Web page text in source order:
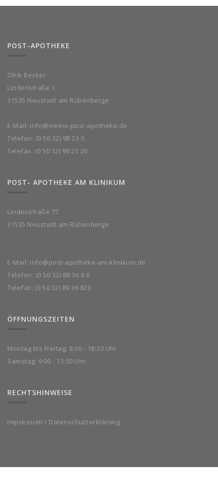
POST-APOTHEKE
Olrik Becker
Lindenstraße 1
31535 Neustadt am Rübenberge
E-Mail: info@meine-post-apotheke.de
Telefon: (0 50 32) 98 23 0
Telefax: (0 50 32) 98 23 20
POST- APOTHEKE AM KLINIKUM
Lindenstraße 77
31535 Neustadt am Rübenberge
E-Mail: info@post-apotheke-am-klinikum.de
Telefon: (0 50 32) 89 36 8 0
Telefax: (0 50 32) 89 36 820
ÖFFNUNGSZEITEN
Montag bis Freitag: 8:00 - 18:30 Uhr
Samstag: 9:00 - 13:00 Uhr
RECHTSHINWEISE
Impressum / Datenschutzerklärung